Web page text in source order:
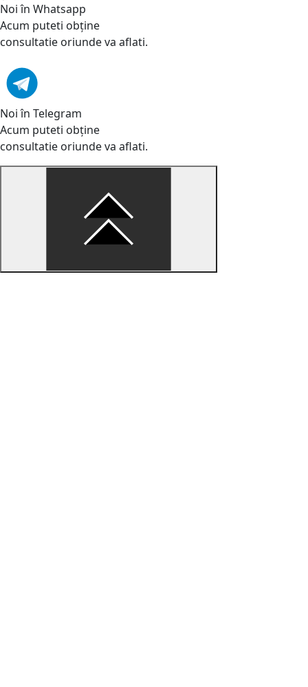
Noi în Whatsapp
Acum puteti obține
consultatie oriunde va aflati.
Noi în Telegram
Acum puteti obține
consultatie oriunde va aflati.